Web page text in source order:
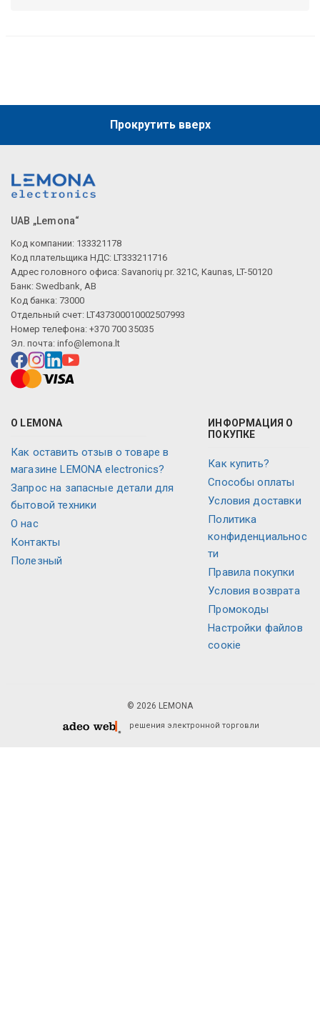
Прокрутить вверх
UAB „Lemona“
Код компании: 133321178
Код плательщика НДС: LT333211716
Адрес головного офиса: Savanorių pr. 321C, Kaunas, LT-50120
Банк: Swedbank, AB
Код банка: 73000
Отдельный счет: LT437300010002507993
Номер телефона: +370 700 35035
Эл. почта: info@lemona.lt
О LEMONA
Как оставить отзыв о товаре в
магазине LEMONA electronics?
Запрос на запасные детали для
бытовой техники
O нас
Контакты
Полезный
ИНФОРМАЦИЯ О
ПОКУПКЕ
Как купить?
Способы оплаты
Условия доставки
Политика
конфиденциальнос
ти
Правила покупки
Условия возврата
Промокоды
Настройки файлов
соокіе
© 2026 LEMONA
решения электронной торговли